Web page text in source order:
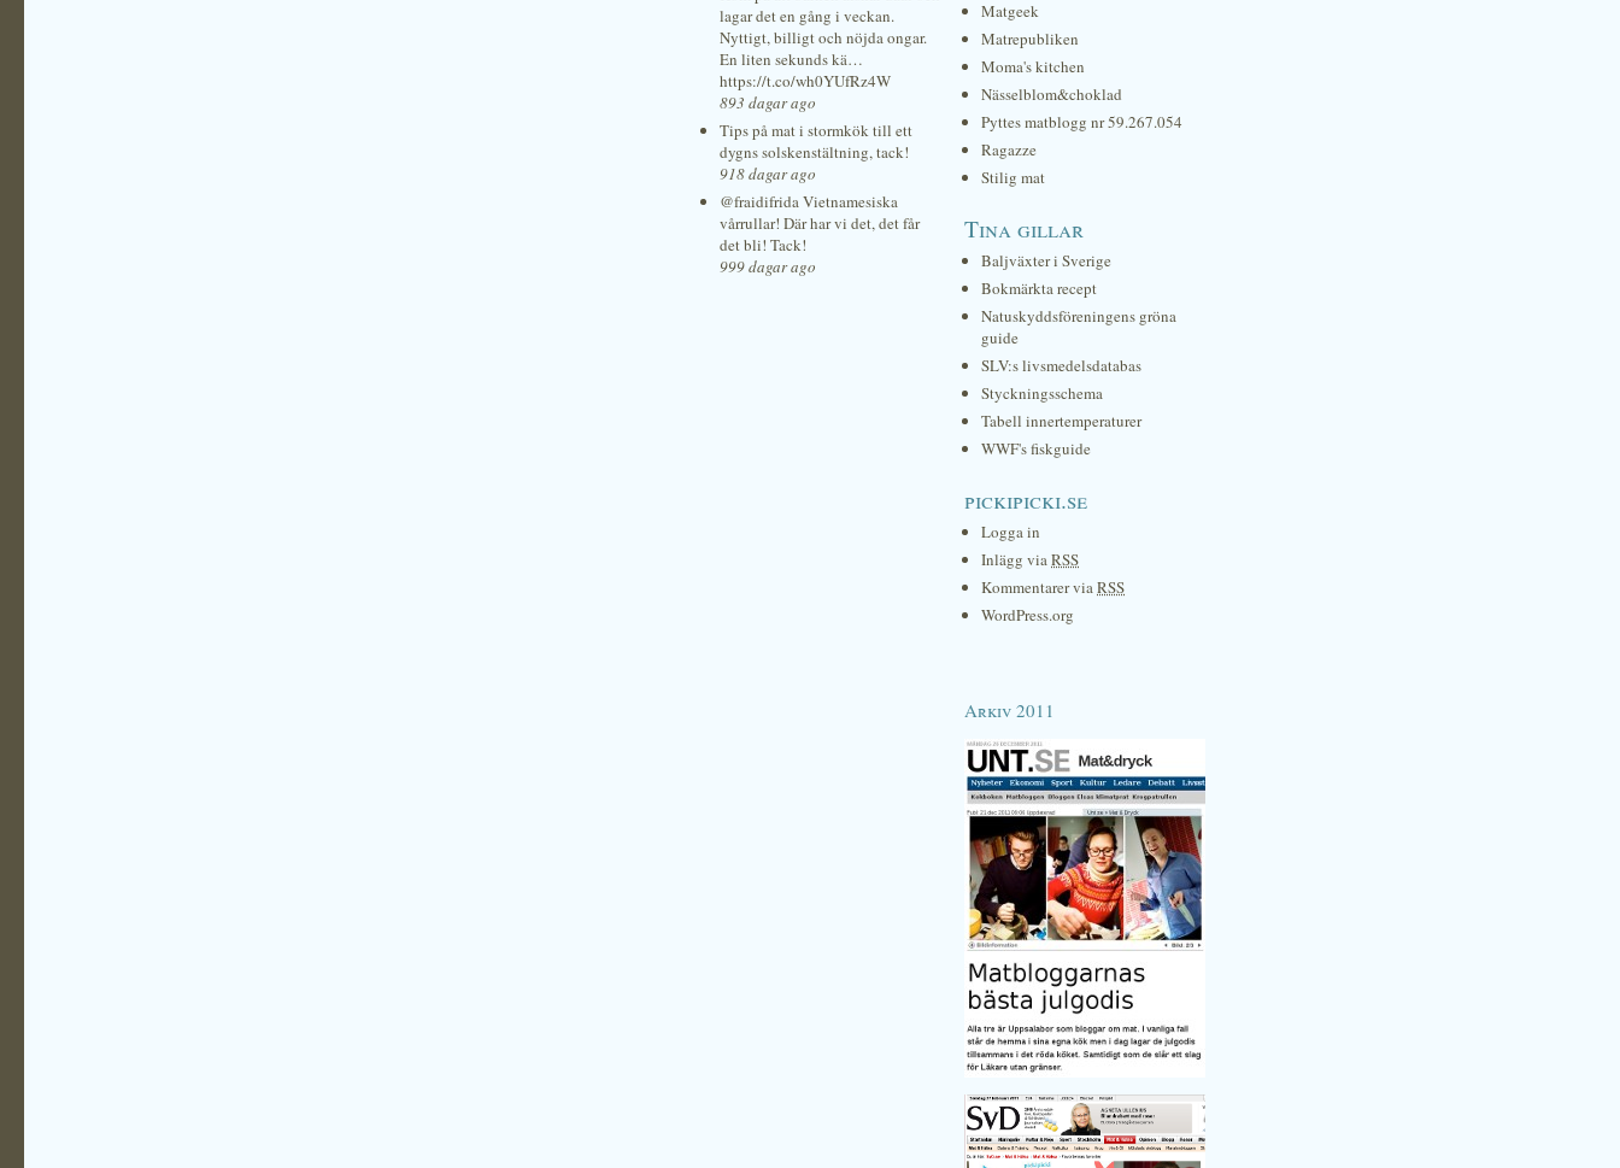
lagar det en gång i veckan.
Nyttigt, billigt och nöjda ongar.
En liten sekunds kä…
https://t.co/wh0YUfRz4W
893 dagar ago
Tips på mat i stormkök till ett
dygns solskenstältning, tack!
918 dagar ago
@fraidifrida Vietnamesiska
vårrullar! Där har vi det, det får
det bli! Tack!
999 dagar ago
Matgeek
Matrepubliken
Moma's kitchen
Nässelblom&choklad
Pyttes matblogg nr 59.267.054
Ragazze
Stilig mat
Tina gillar
Baljväxter i Sverige
Bokmärkta recept
Natuskyddsföreningens gröna
guide
SLV:s livsmedelsdatabas
Styckningsschema
Tabell innertemperaturer
WWF's fiskguide
pickipicki.se
Logga in
Inlägg viaRSS
Kommentarer viaRSS
WordPress.org
Arkiv 2011